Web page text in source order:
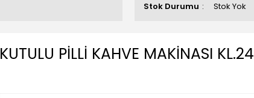
Stok Durumu Stok Yok
KUTULU PİLLİ KAHVE MAKİNASI KL.24